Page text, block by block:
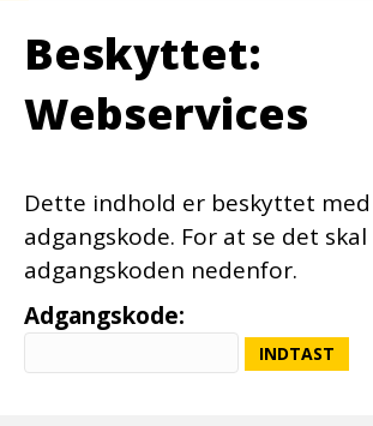
Beskyttet:
Webservices
Dette indhold er beskyttet
adgangskode. For at se det
adgangskoden nedenfor.
Adgangskode: